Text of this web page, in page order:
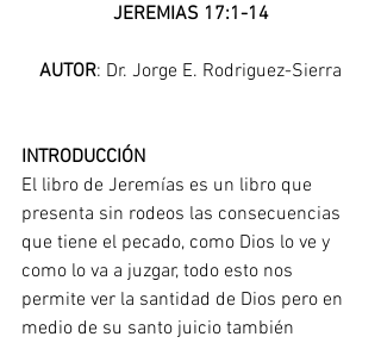
JEREMIAS 17:1-14
AUTOR: Dr. Jorge E. Rodriguez-Sierra
INTRODUCCIÓN
El libro de Jeremías es un libro que
presenta sin rodeos las consecuencias
que tiene el pecado, como Dios lo ve y
como lo va a juzgar, todo esto nos
permite ver la santidad de Dios pero en
medio de su santo juicio también